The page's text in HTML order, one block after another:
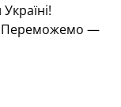
Переможемо —